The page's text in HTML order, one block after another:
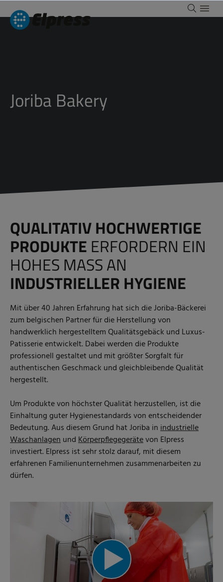
Joriba Bakery
QUALITATIV HOCHWERTIGE
PRODUKTE ERFORDERN EIN
HOHES MASS AN
INDUSTRIELLER HYGIENE
Mit über 40 Jahren Erfahrung hat sich die Joriba-Bäckerei
zum belgischen Partner für die Herstellung von
handwerklich hergestelltem Qualitätsgebäck und Luxus-
Patisserie entwickelt. Dabei werden die Produkte
professionell gestaltet und mit größter Sorgfalt für
authentischen Geschmack und gleichbleibende Qualität
hergestellt.
Um Produkte von höchster Qualität herzustellen, ist die
Einhaltung guter Hygienestandards von entscheidender
Bedeutung. Aus diesem Grund hat Joriba inindustrielle
WaschanlagenundKörperpflegegerätevon Elpress
investiert. Elpress ist sehr stolz darauf, mit diesem
erfahrenen Familienunternehmen zusammenarbeiten zu
dürfen.